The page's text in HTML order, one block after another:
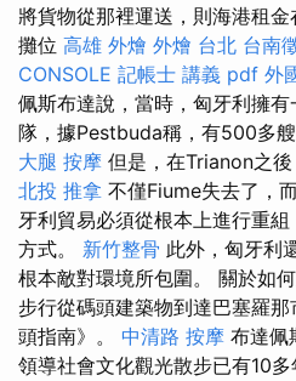
將貨物從那裡運送，則海港租
攤位 高雄 外燴 外燴 台北 台南
CONSOLE 記帳士 講義 pdf 外
佩斯布達說，當時，匈牙利擁
隊，據Pestbuda稱，有500多艘
大腿 按摩 但是，在Trianon之後
北投 推拿 不僅Fiume失去了，
牙利貿易必須從根本上進行重
方式。 新竹整骨 此外，匈牙利
根本敵對環境所包圍。 關於如
步行從碼頭建築物到達巴塞羅
頭指南》。 中清路 按摩 布達佩
領導社會文化觀光散步已有10多